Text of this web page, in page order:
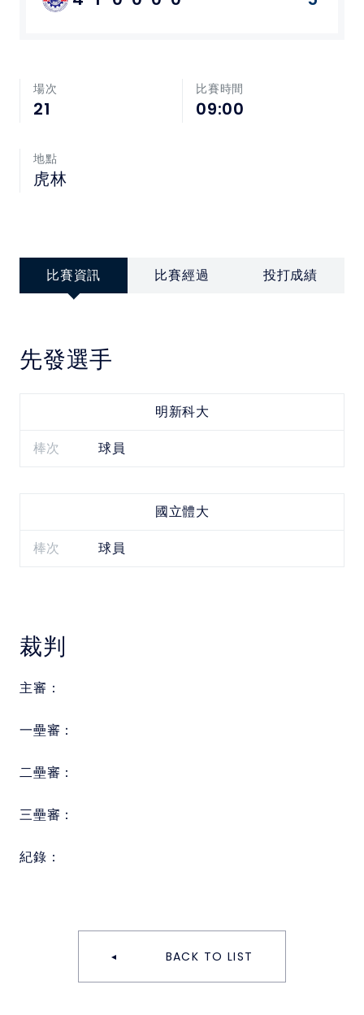
場次
21
比賽時間
09:00
地點
虎林
比賽資訊 比賽經過 投打成績
先發選手
明新科大
棒次 球員
國立體大
棒次 球員
裁判
主審：
一壘審：
二壘審：
三壘審：
紀錄：
BACK TO LIST